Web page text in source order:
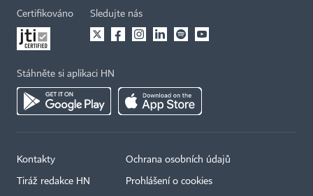
Certifikováno Sledujte nás
Stáhněte si aplikaci HN
Kontakty
Tiráž redakce HN
Ochrana osobních údajů
Prohlášení o cookies